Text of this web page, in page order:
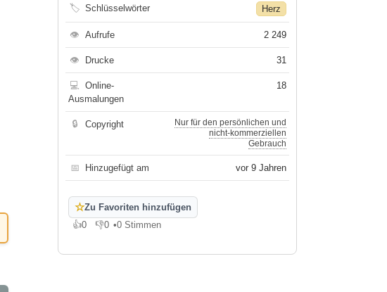
🏷 Schlüsselwörter Herz
👁 Aufrufe 2 249
👁 Drucke 31
💻
Online-
Ausmalungen
18
🔒 Copyright
Nur für den persönlichen und
nicht-kommerziellen
Gebrauch
📅 Hinzugefügt am vor 9 Jahren
☆Zu Favoriten hinzufügen
👍0
Gefällt mir
👎0
Gefällt mir nicht
•0 Stimmen